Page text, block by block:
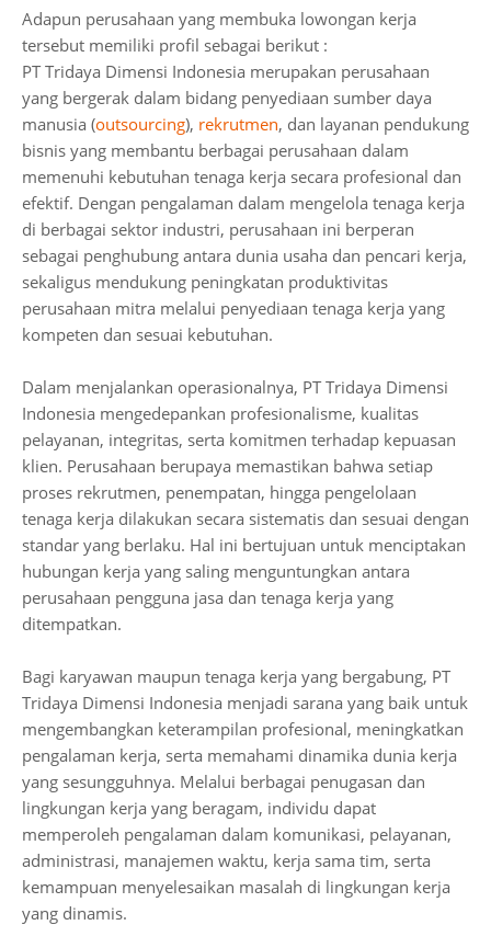
Adapun perusahaan yang membuka lowongan kerja
tersebut memiliki profil sebagai berikut :
PT Tridaya Dimensi Indonesia merupakan perusahaan
yang bergerak dalam bidang penyediaan sumber daya
manusia (outsourcing), rekrutmen, dan layanan pendukung
bisnis yang membantu berbagai perusahaan dalam
memenuhi kebutuhan tenaga kerja secara profesional dan
efektif. Dengan pengalaman dalam mengelola tenaga kerja
di berbagai sektor industri, perusahaan ini berperan
sebagai penghubung antara dunia usaha dan pencari kerja,
sekaligus mendukung peningkatan produktivitas
perusahaan mitra melalui penyediaan tenaga kerja yang
kompeten dan sesuai kebutuhan.
Dalam menjalankan operasionalnya, PT Tridaya Dimensi
Indonesia mengedepankan profesionalisme, kualitas
pelayanan, integritas, serta komitmen terhadap kepuasan
klien. Perusahaan berupaya memastikan bahwa setiap
proses rekrutmen, penempatan, hingga pengelolaan
tenaga kerja dilakukan secara sistematis dan sesuai dengan
standar yang berlaku. Hal ini bertujuan untuk menciptakan
hubungan kerja yang saling menguntungkan antara
perusahaan pengguna jasa dan tenaga kerja yang
ditempatkan.
Bagi karyawan maupun tenaga kerja yang bergabung, PT
Tridaya Dimensi Indonesia menjadi sarana yang baik untuk
mengembangkan keterampilan profesional, meningkatkan
pengalaman kerja, serta memahami dinamika dunia kerja
yang sesungguhnya. Melalui berbagai penugasan dan
lingkungan kerja yang beragam, individu dapat
memperoleh pengalaman dalam komunikasi, pelayanan,
administrasi, manajemen waktu, kerja sama tim, serta
kemampuan menyelesaikan masalah di lingkungan kerja
yang dinamis.